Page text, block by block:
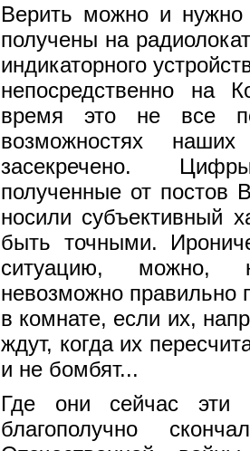
Верить можно и
получены на
индикаторного
непосредственно
время это не все
возможностях
засекречено.
полученные от
носили субъективный
быть точными.
ситуацию, можно,
невозможно правильно
в комнате, если их,
ждут, когда их
и не бомбят...
Где они сейчас
благополучно